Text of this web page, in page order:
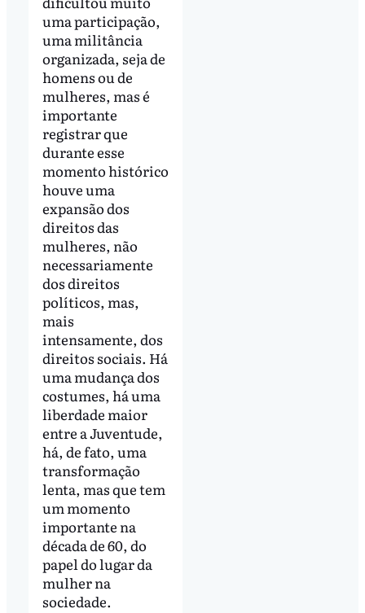
uma participação,
uma militância
organizada, seja de
homens ou de
mulheres, mas é
importante
registrar que
durante esse
momento histórico
houve uma
expansão dos
direitos das
mulheres, não
necessariamente
dos direitos
políticos, mas,
mais
intensamente, dos
direitos sociais. Há
uma mudança dos
costumes, há uma
liberdade maior
entre a Juventude,
há, de fato, uma
transformação
lenta, mas que tem
um momento
importante na
década de 60, do
papel do lugar da
mulher na
sociedade.